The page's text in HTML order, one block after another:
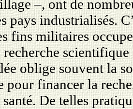
–, ont de
pays industrialisés.
fins militaires
recherche scientifique
oblige souvent la
pour financer la
De telles